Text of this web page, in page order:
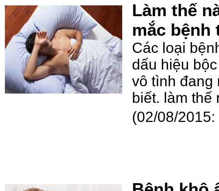
Làm thế
mắc bệnh
Các loại
dấu hiệu
vô tình đang
biết. làm thế
(02/08/